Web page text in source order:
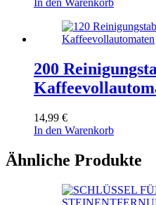
In den Warenkorb
200
14,99 €
In den Warenkorb
Ähnliche Produkte